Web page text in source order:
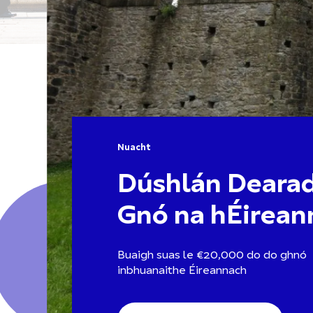
Nuacht
Dúshlán
Gnó na
Buaigh suas le €20,000 do do ghnó
inbhuanaithe Éireannach